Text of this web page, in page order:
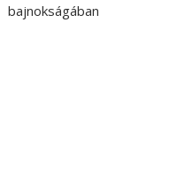
bajnokságában